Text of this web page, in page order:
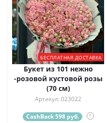
БЕСПЛАТНАЯ ДОСТАВКА
Букет из 101 нежно
-розовой кустовой розы
(70 см)
Артикул: 023022
CashBack 598 руб. ?